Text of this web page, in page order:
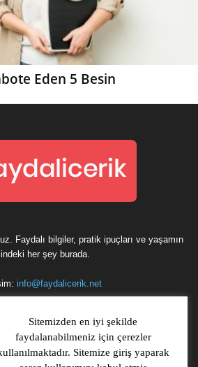
Eden 5 Besin
Faydalı bilgiler, pratik ipuçları ve yaşamın
her şey burada.
info@faydalicerik.net
Sitemizden en iyi şekilde
faydalanabilmeniz için çerezler
Sitemize giriş yaparak